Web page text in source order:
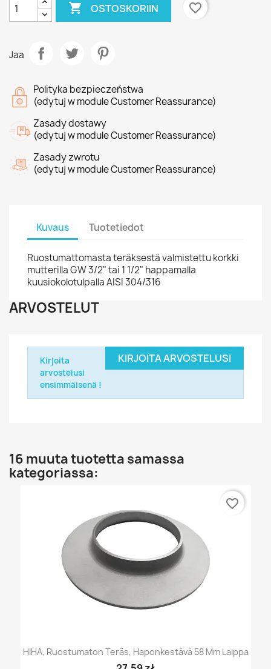
 OSTOSKORIIN favorite_border
Jaa
Polityka bezpieczeństwa
(edytuj w module Customer Reassurance)
Zasady dostawy
(edytuj w module Customer Reassurance)
Zasady zwrotu
(edytuj w module Customer Reassurance)
Kuvaus Tuotetiedot
Ruostumattomasta teräksestä valmistettu korkki
mutterilla GW 3/2" tai 1 1/2" happamalla
kuusiokolotulpalla AISI 304/316
ARVOSTELUT
KIRJOITA ARVOSTELUSI
Kirjoita
arvostelusi
ensimmäisenä !
16 muuta tuotetta samassa
kategoriassa:
HIHA, Ruostumaton Teräs, Haponkestävä 58 Mm Laippa
favorite_border